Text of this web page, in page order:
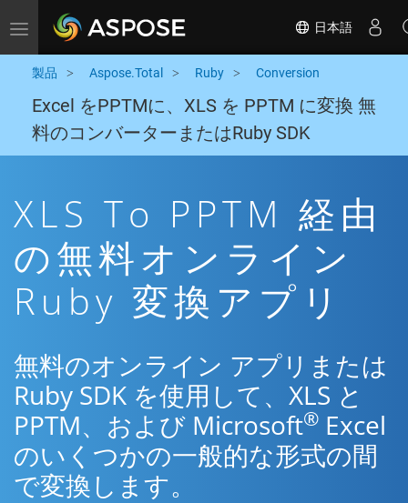
Toggle navigation 日本語
製品 Aspose.Total Ruby Conversion
Excel をPPTMに、XLS を PPTM に変換 無
料のコンバーターまたはRuby SDK
XLS To PPTM 経由
の無料オンライン
Ruby 変換アプリ
無料のオンライン アプリまたは
Ruby SDK を使用して、XLS と
PPTM、および Microsoft® Excel
のいくつかの一般的な形式の間
で変換します。